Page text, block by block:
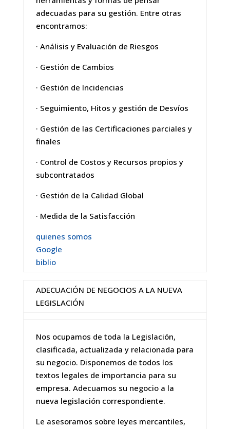
adecuadas para su gestión. Entre otras
encontramos:
· Análisis y Evaluación de Riesgos
· Gestión de Cambios
· Gestión de Incidencias
· Seguimiento, Hitos y gestión de Desvíos
· Gestión de las Certificaciones parciales y
finales
· Control de Costos y Recursos propios y
subcontratados
· Gestión de la Calidad Global
· Medida de la Satisfacción
quienes somos
Google
biblio
ADECUACIÓN DE NEGOCIOS A LA NUEVA
LEGISLACIÓN
Nos ocupamos de toda la Legislación,
clasificada, actualizada y relacionada para
su negocio. Disponemos de todos los
textos legales de importancia para su
empresa. Adecuamos su negocio a la
nueva legislación correspondiente.
Le asesoramos sobre leyes mercantiles,